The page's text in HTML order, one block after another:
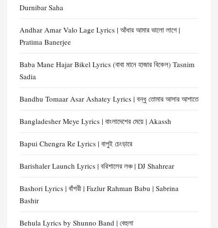
Durnibar Saha
Andhar Amar Valo Lage Lyrics | আঁধার আমার ভালো লাগে |
Pratima Banerjee
Baba Mane Hajar Bikel Lyrics (বাবা মানে হাজার বিকেল) Tasnim
Sadia
Bandhu Tomaar Asar Ashatey Lyrics | বন্ধু তোমার আসার আশাতে
Bangladesher Meye Lyrics | বাংলাদেশের মেয়ে | Akassh
Bapui Chengra Re Lyrics | বাপুই চেংড়ারে
Barishaler Launch Lyrics | বরিশালের লঞ্চ | DJ Shahrear
Bashori Lyrics | বাঁশরী | Fazlur Rahman Babu | Sabrina
Bashir
Behula Lyrics by Shunno Band | বেহুলা